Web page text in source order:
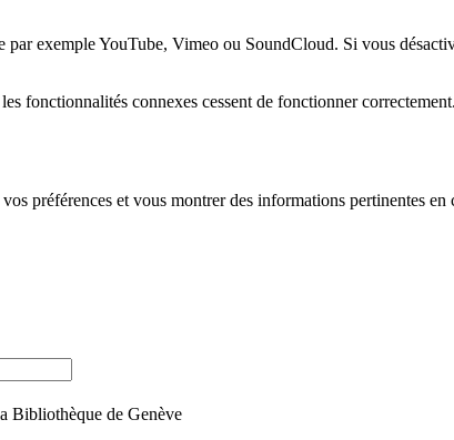
exemple YouTube, Vimeo ou SoundCloud. Si vous
fonctionnalités connexes cessent de fonctionner
préférences et vous montrer des informations pertinentes en
Bibliothèque de Genève